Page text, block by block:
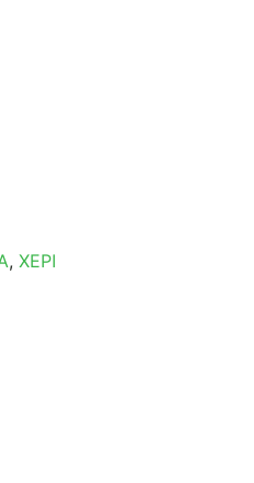
, ΧΕΡΙ